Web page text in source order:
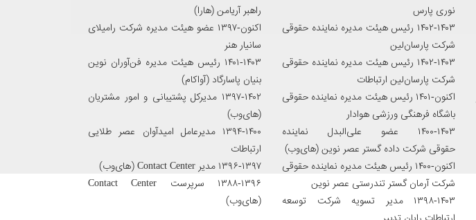
نوری پارس
۱۴۰۲-۱۴۰۳ رئیس هیئت مدیره نماینده حقوقی
شرکت پارسان‌لین
۱۴۰۲-۱۴۰۳ رئیس هیئت مدیره نماینده حقوقی
شرکت پارسان‌لین ارتباطات
اکنون-۱۴۰۱ رئیس هیئت مدیره نماینده حقوقی
باشگاه فرهنگی ورزشی هوادار
۱۴۰۰-۱۴۰۳ عضو علی‌البدل نماینده
حقوقی شرکت داده گستر عصر نوین (های‌وب)
اکنون-۱۴۰۰ رئیس هیئت مدیره نماینده حقوقی
شرکت آرمان گستر تندرستی عصر نوین
۱۳۹۸-۱۴۰۳ مدیر تسویه شرکت توسعه
راهبر آریامن (هارا)
اکنون-۱۳۹۷ عضو هیئت مدیره شرکت رامیلای
سانیار هنر
۱۴۰۱-۱۴۰۳ رئیس هیئت مدیره فن‌آوران نوین
بنیان پاسارگاد (آواکام)
۱۳۹۷-۱۴۰۲ مدیرکل پشتیبانی و امور مشتریان
(های‌وب)
۱۳۹۴-۱۴۰۰ مدیرعامل امیدآوان عصر طلایی
ارتباطات
۱۳۹۶-۱۳۹۷ مدیر Contact Center (های‌وب)
۱۳۸۸-۱۳۹۶ سرپرست Contact Center
(های‌وب)